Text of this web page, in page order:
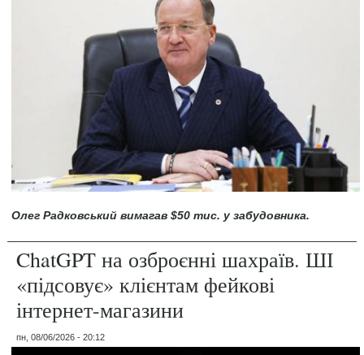
Олег Радковський вимагав $50 тис. у забудовника.
ChatGPT на озброєнні шахраїв. ШІ
«підсовує» клієнтам фейкові
інтернет-магазини
пн, 08/06/2026 - 20:12